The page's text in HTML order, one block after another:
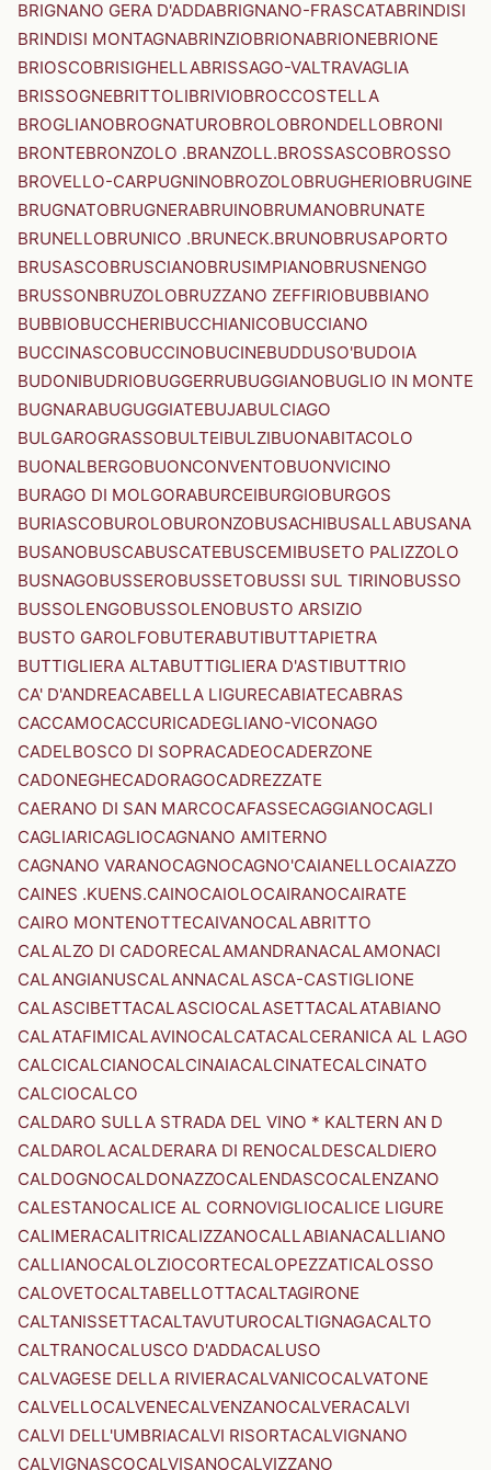
BRIGNANO GERA D'ADDABRIGNANO-FRASCATABRINDISI
BRINDISI MONTAGNABRINZIOBRIONABRIONEBRIONE
BRIOSCOBRISIGHELLABRISSAGO-VALTRAVAGLIA
BRISSOGNEBRITTOLIBRIVIOBROCCOSTELLA
BROGLIANOBROGNATUROBROLOBRONDELLOBRONI
BRONTEBRONZOLO .BRANZOLL.BROSSASCOBROSSO
BROVELLO-CARPUGNINOBROZOLOBRUGHERIOBRUGINE
BRUGNATOBRUGNERABRUINOBRUMANOBRUNATE
BRUNELLOBRUNICO .BRUNECK.BRUNOBRUSAPORTO
BRUSASCOBRUSCIANOBRUSIMPIANOBRUSNENGO
BRUSSONBRUZOLOBRUZZANO ZEFFIRIOBUBBIANO
BUBBIOBUCCHERIBUCCHIANICOBUCCIANO
BUCCINASCOBUCCINOBUCINEBUDDUSO'BUDOIA
BUDONIBUDRIOBUGGERRUBUGGIANOBUGLIO IN MONTE
BUGNARABUGUGGIATEBUJABULCIAGO
BULGAROGRASSOBULTEIBULZIBUONABITACOLO
BUONALBERGOBUONCONVENTOBUONVICINO
BURAGO DI MOLGORABURCEIBURGIOBURGOS
BURIASCOBUROLOBURONZOBUSACHIBUSALLABUSANA
BUSANOBUSCABUSCATEBUSCEMIBUSETO PALIZZOLO
BUSNAGOBUSSEROBUSSETOBUSSI SUL TIRINOBUSSO
BUSSOLENGOBUSSOLENOBUSTO ARSIZIO
BUSTO GAROLFOBUTERABUTIBUTTAPIETRA
BUTTIGLIERA ALTABUTTIGLIERA D'ASTIBUTTRIO
CA' D'ANDREACABELLA LIGURECABIATECABRAS
CACCAMOCACCURICADEGLIANO-VICONAGO
CADELBOSCO DI SOPRACADEOCADERZONE
CADONEGHECADORAGOCADREZZATE
CAERANO DI SAN MARCOCAFASSECAGGIANOCAGLI
CAGLIARICAGLIOCAGNANO AMITERNO
CAGNANO VARANOCAGNOCAGNO'CAIANELLOCAIAZZO
CAINES .KUENS.CAINOCAIOLOCAIRANOCAIRATE
CAIRO MONTENOTTECAIVANOCALABRITTO
CALALZO DI CADORECALAMANDRANACALAMONACI
CALANGIANUSCALANNACALASCA-CASTIGLIONE
CALASCIBETTACALASCIOCALASETTACALATABIANO
CALATAFIMICALAVINOCALCATACALCERANICA AL LAGO
CALCICALCIANOCALCINAIACALCINATECALCINATO
CALCIOCALCO
CALDARO SULLA STRADA DEL VINO * KALTERN AN D
CALDAROLACALDERARA DI RENOCALDESCALDIERO
CALDOGNOCALDONAZZOCALENDASCOCALENZANO
CALESTANOCALICE AL CORNOVIGLIOCALICE LIGURE
CALIMERACALITRICALIZZANOCALLABIANACALLIANO
CALLIANOCALOLZIOCORTECALOPEZZATICALOSSO
CALOVETOCALTABELLOTTACALTAGIRONE
CALTANISSETTACALTAVUTUROCALTIGNAGACALTO
CALTRANOCALUSCO D'ADDACALUSO
CALVAGESE DELLA RIVIERACALVANICOCALVATONE
CALVELLOCALVENECALVENZANOCALVERACALVI
CALVI DELL'UMBRIACALVI RISORTACALVIGNANO
CALVIGNASCOCALVISANOCALVIZZANO